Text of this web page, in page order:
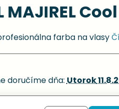
MAJIREL
farba na vlasy
doručíme dňa:Utorok